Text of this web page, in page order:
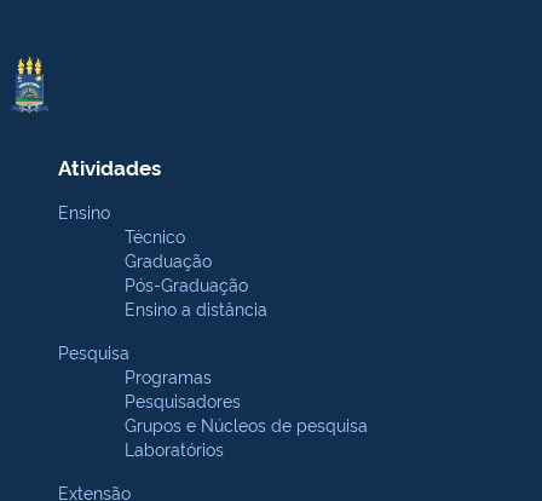
Atividades
Ensino
Técnico
Graduação
Pós-Graduação
Ensino a distância
Pesquisa
Programas
Pesquisadores
Grupos e Núcleos de pesquisa
Laboratórios
Extensão